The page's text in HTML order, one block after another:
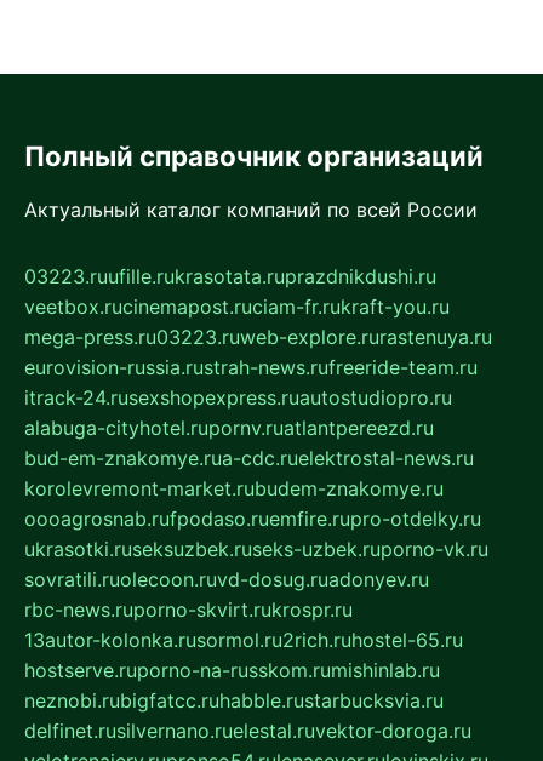
Полный справочник организаций
Актуальный каталог компаний по всей России
03223.ruufille.rukrasotata.ruprazdnikdushi.ru
veetbox.rucinemapost.ruciam-fr.rukraft-you.ru
mega-press.ru03223.ruweb-explore.rurastenuya.ru
eurovision-russia.rustrah-news.rufreeride-team.ru
itrack-24.rusexshopexpress.ruautostudiopro.ru
alabuga-cityhotel.rupornv.ruatlantpereezd.ru
bud-em-znakomye.rua-cdc.ruelektrostal-news.ru
korolevremont-market.rubudem-znakomye.ru
oooagrosnab.rufpodaso.ruemfire.rupro-otdelky.ru
ukrasotki.ruseksuzbek.ruseks-uzbek.ruporno-vk.ru
sovratili.ruolecoon.ruvd-dosug.ruadonyev.ru
rbc-news.ruporno-skvirt.rukrospr.ru
13autor-kolonka.rusormol.ru2rich.ruhostel-65.ru
hostserve.ruporno-na-russkom.rumishinlab.ru
neznobi.rubigfatcc.ruhabble.rustarbucksvia.ru
delfinet.rusilvernano.ruelestal.ruvektor-doroga.ru